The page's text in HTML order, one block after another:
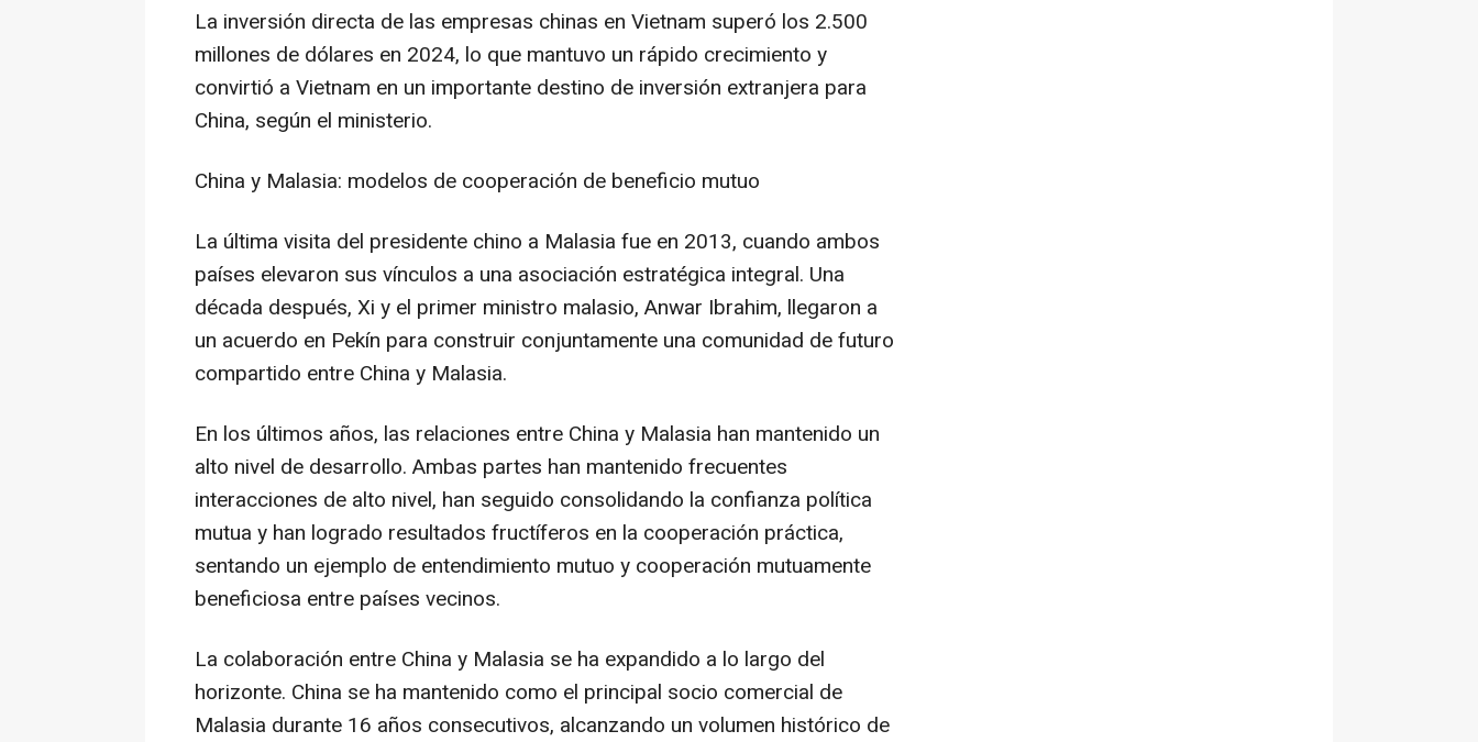
La inversión directa de las empresas chinas en Vietnam superó los 2.500
millones de dólares en 2024, lo que mantuvo un rápido crecimiento y
convirtió a Vietnam en un importante destino de inversión extranjera para
China, según el ministerio.
China y Malasia: modelos de cooperación de beneficio mutuo
La última visita del presidente chino a Malasia fue en 2013, cuando ambos
países elevaron sus vínculos a una asociación estratégica integral. Una
década después, Xi y el primer ministro malasio, Anwar Ibrahim, llegaron a
un acuerdo en Pekín para construir conjuntamente una comunidad de futuro
compartido entre China y Malasia.
En los últimos años, las relaciones entre China y Malasia han mantenido un
alto nivel de desarrollo. Ambas partes han mantenido frecuentes
interacciones de alto nivel, han seguido consolidando la confianza política
mutua y han logrado resultados fructíferos en la cooperación práctica,
sentando un ejemplo de entendimiento mutuo y cooperación mutuamente
beneficiosa entre países vecinos.
La colaboración entre China y Malasia se ha expandido a lo largo del
horizonte. China se ha mantenido como el principal socio comercial de
Malasia durante 16 años consecutivos, alcanzando un volumen histórico de